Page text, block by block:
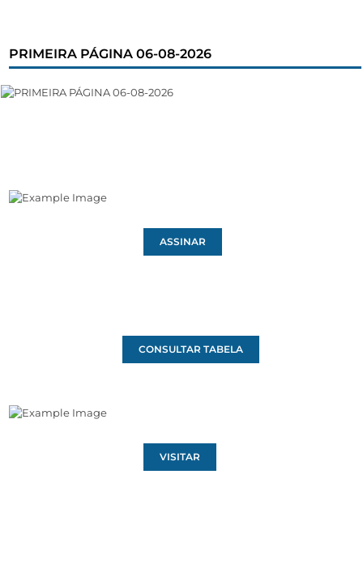
PRIMEIRA PÁGINA 06-08-2026
ASSINAR
CONSULTAR TABELA
VISITAR